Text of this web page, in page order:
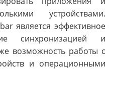
устройствами.
является эффективное
синхронизацией и
возможность работы с
и операционными